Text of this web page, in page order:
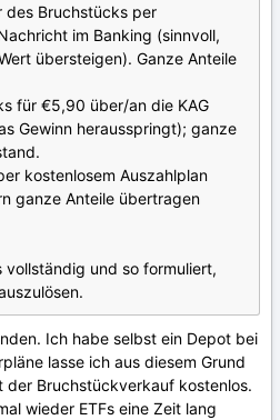
des Bruchstücks per
im Banking (sinnvoll,
übersteigen). Ganze Anteile
für €5,90 über/an die KAG
Gewinn herausspringt); ganze
kostenlosem Auszahlplan
ganze Anteile übertragen
vollständig und so formuliert,
Ich habe selbst ein Depot bei
lasse ich aus diesem Grund
der Bruchstückverkauf kostenlos.
wieder ETFs eine Zeit lang